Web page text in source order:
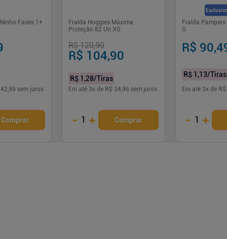
Fases 1+
sem juros
Comprar
Fralda Huggies Máxima
Proteção 82 Un XG
R$ 120,90
R$ 104,90
R$ 1,28/Tiras
Em até 3x de R$ 34,96 sem juros
- 1 + Comprar
Fralda Pampers
G
R$
R$ 1,13/Tiras
Em até 3x de
- 1 +